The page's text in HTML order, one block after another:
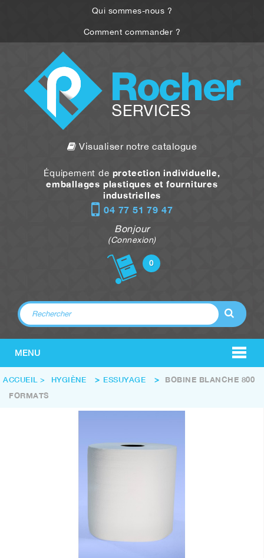
Qui sommes-nous ?
Comment commander ?
Visualiser notre catalogue
Équipement de protection individuelle,
emballages plastiques et fournitures
industrielles
04 77 51 79 47
Bonjour
(Connexion)
0
MENU
ACCUEIL > HYGIÈNE > ESSUYAGE >
BOBINE BLANCHE 800
FORMATS